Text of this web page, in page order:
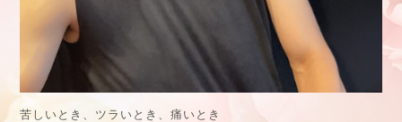
苦しいとき、ツラいとき、痛いとき